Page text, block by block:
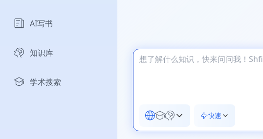
AI写书
知识库
学术搜索
快速